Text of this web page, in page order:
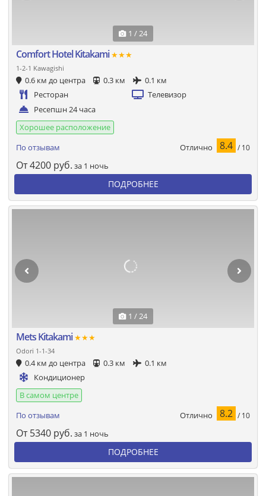
1 / 24
Comfort Hotel Kitakami★★★
1-2-1 Kawagishi
0.6 км до центра 0.3 км
0.1 км
Ресторан
Телевизор
Ресепшн 24 часа
Хорошее расположение
По отзывам
Отлично 8.4 / 10
От4200 руб. за 1 ночь
ПОДРОБНЕЕ
1 / 24
Mets Kitakami★★★
Odori 1-1-34
0.4 км до центра 0.3 км
0.1 км
Кондиционер
В самом центре
По отзывам
Отлично 8.2 / 10
От 5340 руб. за 1 ночь
ПОДРОБНЕЕ